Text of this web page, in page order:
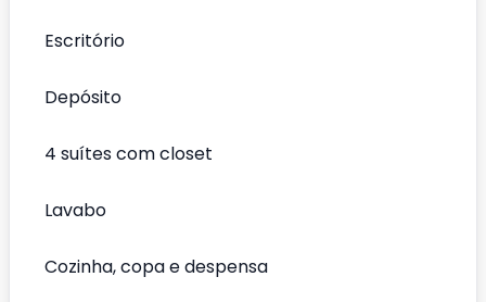
Escritório
Depósito
4 suítes com closet
Lavabo
Cozinha, copa e despensa